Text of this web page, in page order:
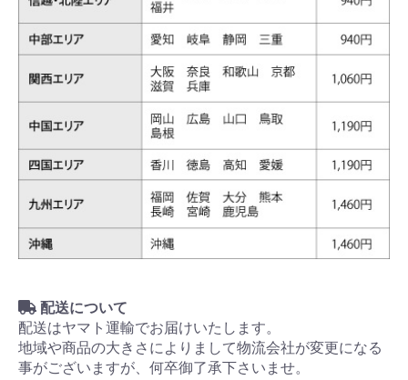
配送について
配送はヤマト運輸でお届けいたします。
地域や商品の大きさによりまして物流会社が変更になる
事がございますが、何卒御了承下さいませ。